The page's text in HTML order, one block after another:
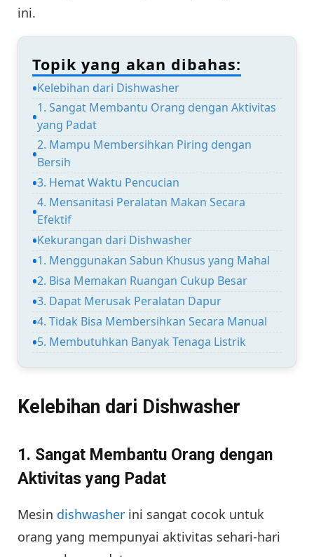
ini.
Topik yang akan dibahas:
Kelebihan dari Dishwasher
1. Sangat Membantu Orang dengan Aktivitas
yang Padat
2. Mampu Membersihkan Piring dengan
Bersih
3. Hemat Waktu Pencucian
4. Mensanitasi Peralatan Makan Secara
Efektif
Kekurangan dari Dishwasher
1. Menggunakan Sabun Khusus yang Mahal
2. Bisa Memakan Ruangan Cukup Besar
3. Dapat Merusak Peralatan Dapur
4. Tidak Bisa Membersihkan Secara Manual
5. Membutuhkan Banyak Tenaga Listrik
Kelebihan dari Dishwasher
1. Sangat Membantu Orang dengan
Aktivitas yang Padat
Mesin dishwasher ini sangat cocok untuk
orang yang mempunyai aktivitas sehari-hari